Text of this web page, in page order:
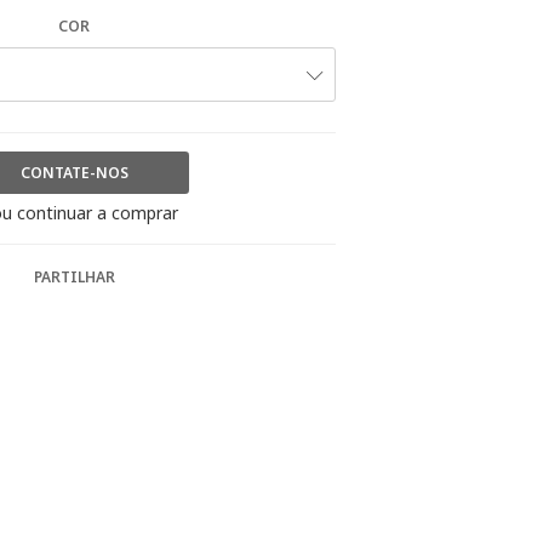
COR
CONTATE-NOS
continuar a comprar
PARTILHAR